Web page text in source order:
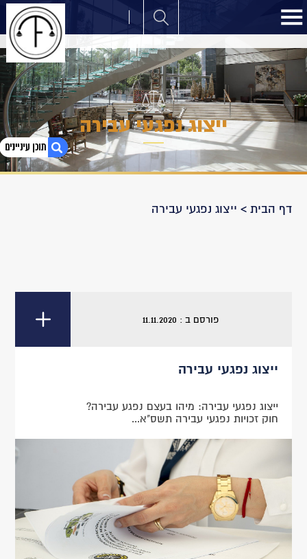
ייצוג נפגעי עבירה
דף הבית > ייצוג נפגעי עבירה
פורסם ב : 11.11.2020
ייצוג נפגעי עבירה
ייצוג נפגעי עבירה: מיהו בעצם נפגע עבירה?
חוק זכויות נפגעי עבירה תשס"א...